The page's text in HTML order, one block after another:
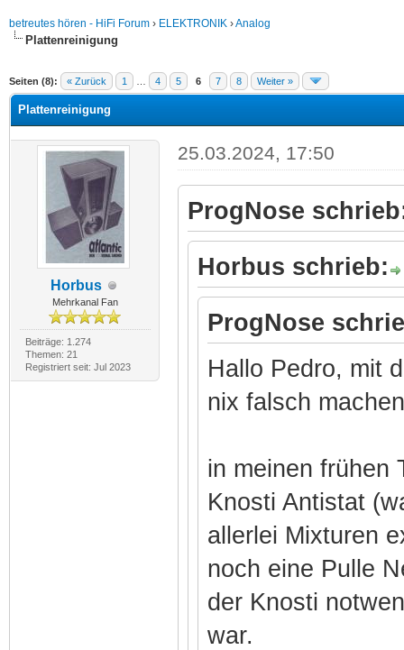
betreutes hören - HiFi Forum › ELEKTRONIK ›Analog
Plattenreinigung
Seiten (8): « Zurück 1 4 5 6 7 8 Weiter »
Plattenreinigung
Horbus
Mehrkanal Fan
Beiträge: 1.274
Themen: 21
Registriert seit: Jul 2023
25.03.2024, 17:50
ProgNose
Horbus schrieb:
ProgNose
Hallo Pedro, mit
nix falsch
in meinen frühen
Knosti Antistat
allerlei Mixturen
noch eine Pulle
der Knosti
war.